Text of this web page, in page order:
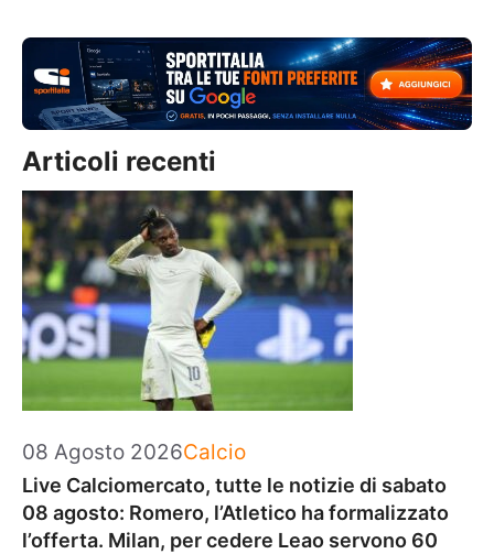
Articoli recenti
08 Agosto 2026Categorie
Calcio
Live Calciomercato, tutte le notizie di sabato
08 agosto: Romero, l’Atletico ha formalizzato
l’offerta. Milan, per cedere Leao servono 60